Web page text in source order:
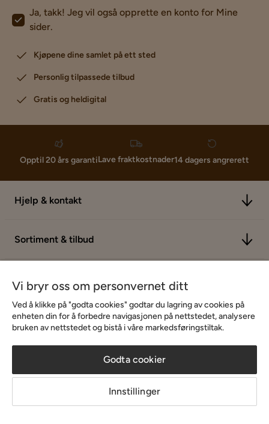
Ja, takk! Jeg vil også opprette en konto for Mine
sider.
Kjøpene dine samlet på ett sted
Personlig tilpassede tilbud
Gratis og heldigital
Opptil 20 års garantiLave fraktkostnader14 dagers angrerett
Hjelp & kontakt
Sortiment & tilbud
Om Chilli
Vi bryr oss om personvernet ditt
Ved å klikke på "godta cookies" godtar du lagring av cookies på
enheten din for å forbedre navigasjonen på nettstedet, analysere
bruken av nettstedet og bistå i våre markedsføringstiltak.
Godta cookier
Innstillinger